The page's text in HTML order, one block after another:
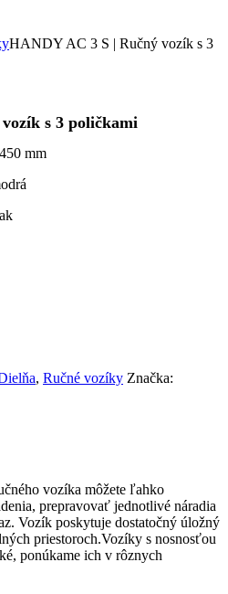
HANDY AC 3 S | Ručný vozík s 3
s 3 poličkami
mm
, Ručné vozíky Značka:
vozíka môžete ľahko
prepravovať jednotlivé náradia
Vozík poskytuje dostatočný úložný
priestoroch.Vozíky s nosnosťou
ponúkame ich v rôznych